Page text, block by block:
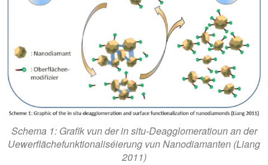
Schema 1: Grafik vun der in situ-Deagglomeratioun an der
Uewerflächefunktionaliséierung vun Nanodiamanten (Liang
2011)